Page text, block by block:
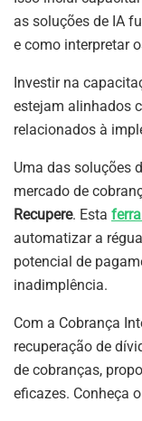
as soluções de IA
e como interpretar
Investir na
estejam alinhados
relacionados à
Uma das soluções
mercado de
Recupere. Esta
automatizar a
potencial de
inadimplência.
Com a Cobrança
recuperação de
de cobranças,
eficazes. Conheça o